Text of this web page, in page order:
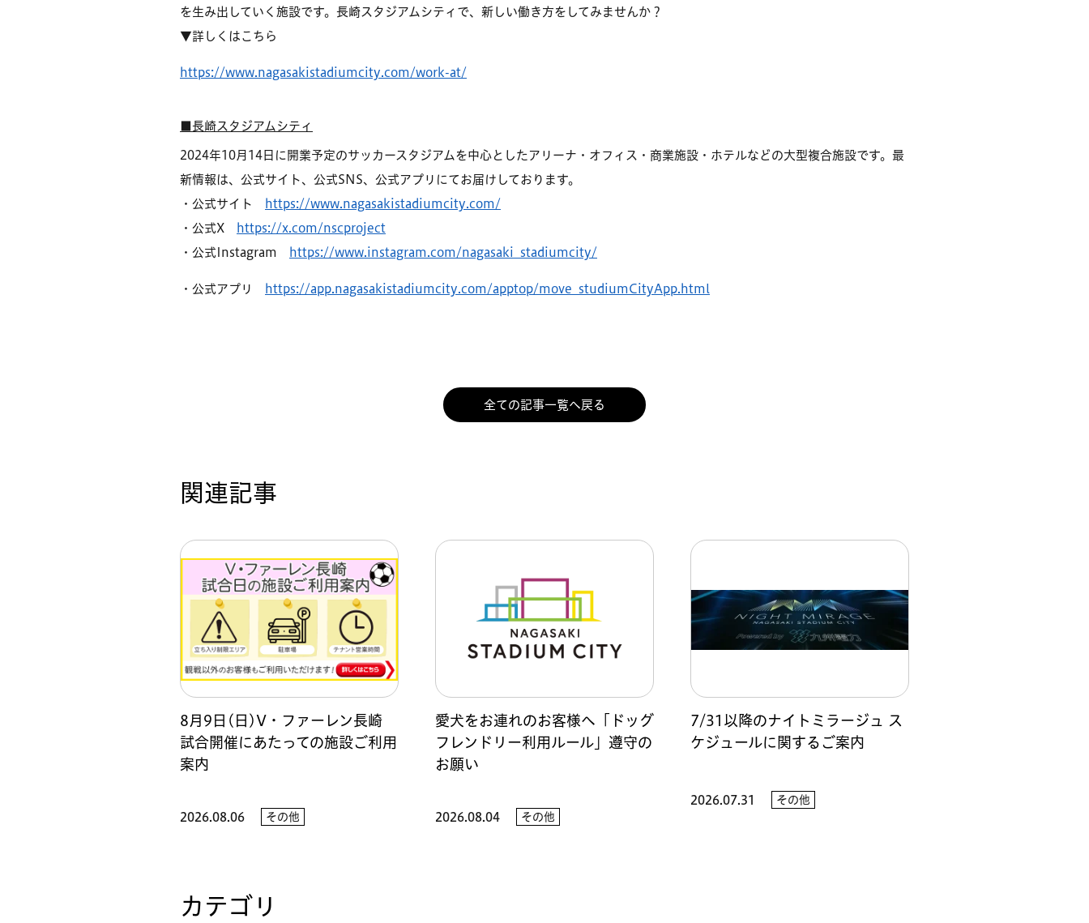
を生み出していく施設です。長崎スタジアムシティで、新しい働き方をしてみませんか？
▼詳しくはこちら
https://www.nagasakistadiumcity.com/work-at/
■長崎スタジアムシティ
2024年10月14日に開業予定のサッカースタジアムを中心としたアリーナ・オフィス・商業施設・ホテルなどの大型複合施設です。最
新情報は、公式サイト、公式SNS、公式アプリにてお届けしております。
・公式サイト
https://www.nagasakistadiumcity.com/
・公式X
https://x.com/nscproject
・公式Instagram
https://www.instagram.com/nagasaki_stadiumcity/
・公式アプリ https://app.nagasakistadiumcity.com/apptop/move_studiumCityApp.html
全ての記事一覧へ戻る
関連記事
8月9日(日)V・ファーレン長崎
試合開催にあたっての施設ご利用
案内
2026.08.06 その他
愛犬をお連れのお客様へ「ドッグ
フレンドリー利用ルール」遵守の
お願い
2026.08.04 その他
7/31以降のナイトミラージュ ス
ケジュールに関するご案内
2026.07.31 その他
カテゴリ